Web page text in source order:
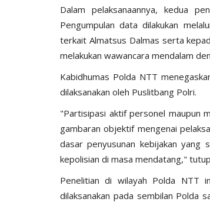
Dalam pelaksanaannya, kedua
Pengumpulan data dilakukan
terkait Almatsus Dalmas serta
melakukan wawancara mendalam
Kabidhumas Polda NTT
dilaksanakan oleh Puslitbang Polri.
"Partisipasi aktif personel maupun
gambaran objektif mengenai
dasar penyusunan kebijakan yang
kepolisian di masa mendatang,"
Penelitian di wilayah Polda NTT
dilaksanakan pada sembilan Polda